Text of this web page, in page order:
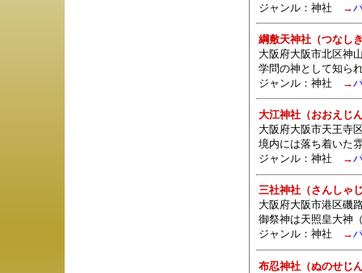
ジャンル： 神社 →
綱敷天神社（つなし
大阪府大阪市北区神
学問の神として知ら
ジャンル： 神社 →
大江神社（おおえじ
大阪府大阪市天王寺
境内には落ち着いた
ジャンル： 神社 →
三社神社（さんしゃ
大阪府大阪市港区磯
御祭神は天照皇大神
ジャンル： 神社 →
布忍神社（ぬのせじ